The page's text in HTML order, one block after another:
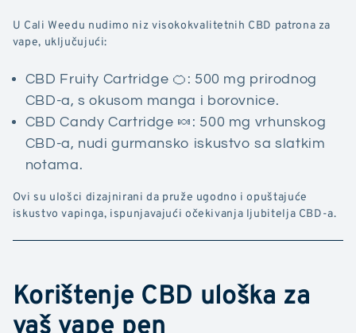
U Cali Weedu nudimo niz visokokvalitetnih CBD patrona za
vape, uključujući:
CBD Fruity Cartridge 🍊: 500 mg prirodnog
CBD-a, s okusom manga i borovnice.
CBD Candy Cartridge 🍬: 500 mg vrhunskog
CBD-a, nudi gurmansko iskustvo sa slatkim
notama.
Ovi su ulošci dizajnirani da pruže ugodno i opuštajuće
iskustvo vapinga, ispunjavajući očekivanja ljubitelja CBD-a.
Korištenje CBD uloška za
vaš vape pen